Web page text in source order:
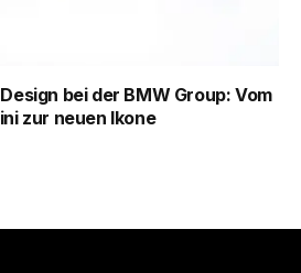
bei der BMW Group: Vom
zur neuen Ikone